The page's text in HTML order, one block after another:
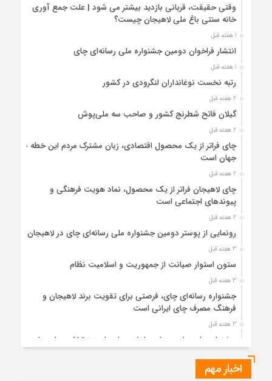
وقتی حقیقت، قربانی بازدید بیشتر می شود | علت جمع آوری
خانه سنتی باغ ملی لاهیجان چیست؟
1 هفته قبل
انتشار فراخوان دومین جشنواره ملی رسانه‌ای چای
1 هفته قبل
رتبه نخست نوغانداران لنگرودی در کشور
2 هفته قبل
گیلان فاتح شطرنج کشور و صاحب سه ملی‌پوش
2 هفته قبل
چای فراتر از یک محصول اقتصادی، زبان مشترک مردم این خطه با
جهان است
2 هفته قبل
چای لاهیجان فراتر از یک محصول، نماد هویت فرهنگی و
پیوندهای اجتماعی است
2 هفته قبل
رونمایی از پوستر دومین جشنواره ملی رسانه‌ای چای در لاهیجان
3 هفته قبل
ستون استوار صیانت از جمهوریت و اسلامیت نظام
3 هفته قبل
جشنواره رسانه‌ای چای، فرصتی برای تقویت برند لاهیجان و
فرهنگ مصرف چای ایرانی است
3 هفته قبل
جشنواره ملی چای، حمایت از لاهیجان یا هزینه‌تراشی برای چای
ایرانی!؟
4 هفته قبل
اخبار مهم